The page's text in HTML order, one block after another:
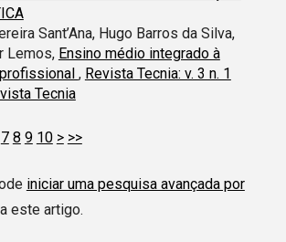
Sant’Ana, Hugo Barros da Silva,
Lemos, Ensino médio integrado à
, Revista Tecnia: v. 3 n. 1
Tecnia
7 8 9 10 > >>
iniciar uma pesquisa avançada por
este artigo.